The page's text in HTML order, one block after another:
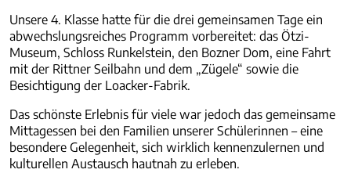
Unsere 4. Klasse hatte für die drei gemeinsamen Tage ein
abwechslungsreiches Programm vorbereitet: das Ötzi-
Museum, Schloss Runkelstein, den Bozner Dom, eine Fahrt
mit der Rittner Seilbahn und dem „Zügele“ sowie die
Besichtigung der Loacker-Fabrik.
Das schönste Erlebnis für viele war jedoch das gemeinsame
Mittagessen bei den Familien unserer Schülerinnen – eine
besondere Gelegenheit, sich wirklich kennenzulernen und
kulturellen Austausch hautnah zu erleben.